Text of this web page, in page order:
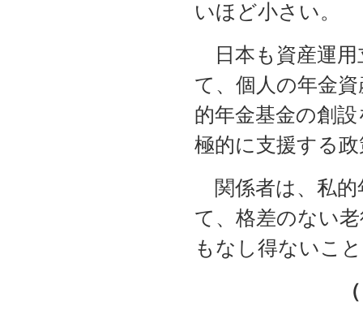
いほど小さい。
日本も資産運用
て、個人の年金
的年金基金の創
極的に支援する
関係者は、私的
て、格差のない
もなし得ないこ